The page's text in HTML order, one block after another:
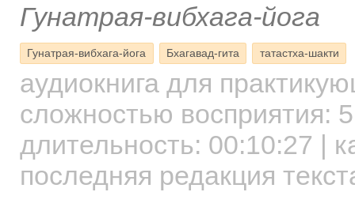
Гунатрая-вибхага-йога
Гунатрая-вибхага-йога Бхагавад-гита татастха-шакти
аудиокнига для
сложностью восприятия: 5
длительность: 00:10:27 |
последняя редакция